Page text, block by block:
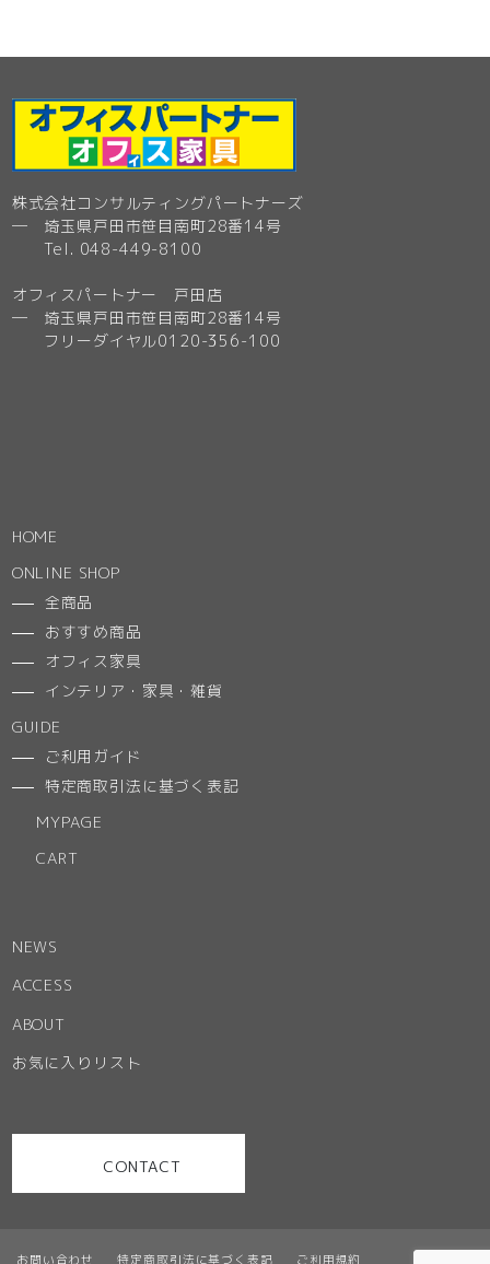
お問い合わせ 特定商取引法に基づく表記 ご利用規約
株式会社コンサルティングパートナーズ
─ 埼玉県戸田市笹目南町28番14号
Tel. 048-449-8100
オフィスパートナー 戸田店
─ 埼玉県戸田市笹目南町28番14号
フリーダイヤル0120-356-100
HOME
ONLINE SHOP
全商品
おすすめ商品
オフィス家具
インテリア・家具・雑貨
GUIDE
ご利用ガイド
特定商取引法に基づく表記
MYPAGE
CART
NEWS
ACCESS
ABOUT
お気に入りリスト
CONTACT